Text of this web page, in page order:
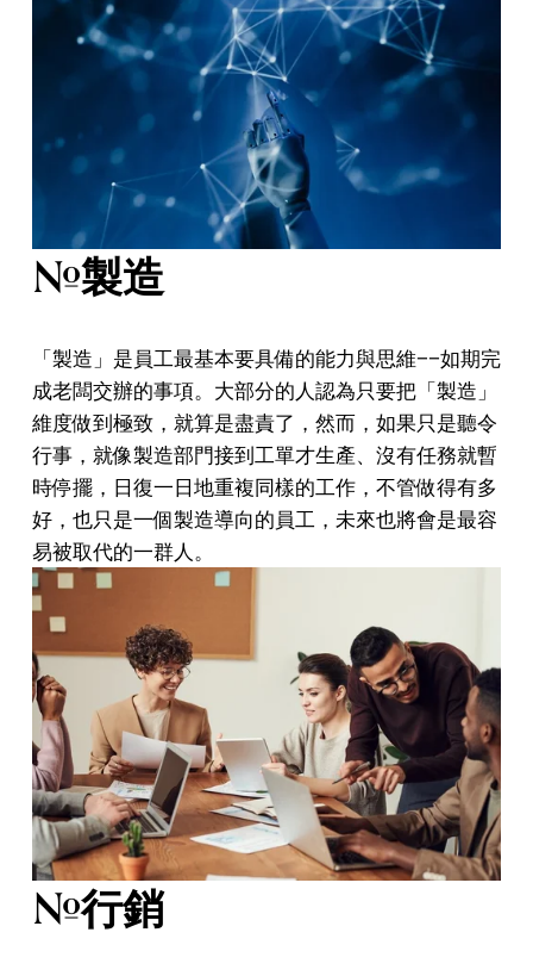
#製造
「製造」是員工最基本要具備的能力與思維——如期完
成老闆交辦的事項。大部分的人認為只要把「製造」
維度做到極致，就算是盡責了，然而，如果只是聽令
行事，就像製造部門接到工單才生產、沒有任務就暫
時停擺，日復一日地重複同樣的工作，不管做得有多
好，也只是一個製造導向的員工，未來也將會是最容
易被取代的一群人。
#行銷